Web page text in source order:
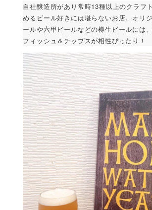
自社醸造所があり常時13種以上のクラフ
めるビール好きには堪らないお店。オリ
ールや六甲ビールなどの樽生ビールには
フィッシュ＆チップスが相性ぴったり！